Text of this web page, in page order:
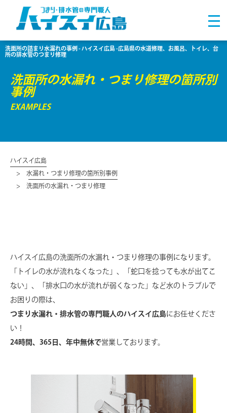
洗面所の詰まり水漏れの事例 - ハイスイ広島 -広島県の水道修理、お風呂、トイレ、台
所の排水管のつまり修理
洗面所の水漏れ・つまり修理の箇所別
事例
EXAMPLES
ハイスイ広島
水漏れ・つまり修理の箇所別事例
洗面所の水漏れ・つまり修理
ハイスイ広島の洗面所の水漏れ・つまり修理の事例になります。
「トイレの水が流れなくなった」、「蛇口を捻っても水が出てこ
ない」、
「排水口の水が流れが弱くなった」など水のトラブルで
お困りの際は、
つまり水漏れ・排水管の専門職人のハイスイ広島にお任せくださ
い！
24時間、365日、年中無休で営業しております。